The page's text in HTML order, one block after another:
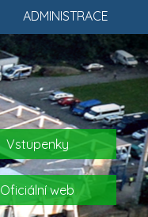
ADMINISTRACE
Vstupenky
Oficiální web